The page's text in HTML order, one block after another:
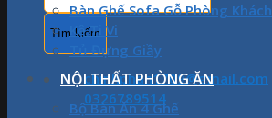
chinhphan1709@gmail.com
0326789514
Bàn Ghế Sofa Gỗ Phòng Khách
Kệ Ti Vi
Tủ Đựng Giầy
NỘI THẤT PHÒNG ĂN
Bộ Bàn Ăn 4 Ghế